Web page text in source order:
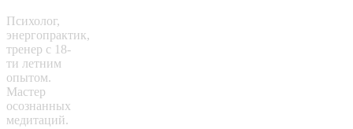
Психолог,
энергопрактик,
тренер с 18-
ти летним
опытом.
Мастер
осознанных
медитаций.